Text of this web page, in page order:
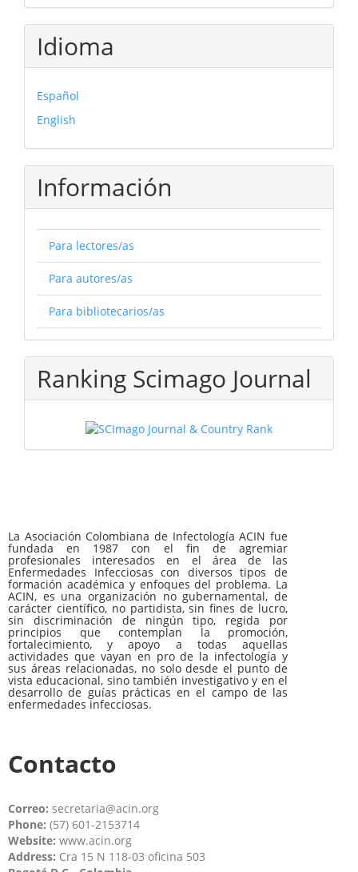
Idioma
Español
English
Información
Para lectores/as
Para autores/as
Para bibliotecarios/as
Ranking Scimago Journal
La Asociación Colombiana de Infectología ACIN fue
fundada en 1987 con el fin de agremiar
profesionales interesados en el área de las
Enfermedades Infecciosas con diversos tipos de
formación académica y enfoques del problema. La
ACIN, es una organización no gubernamental, de
carácter científico, no partidista, sin fines de lucro,
sin discriminación de ningún tipo, regida por
principios que contemplan la promoción,
fortalecimiento, y apoyo a todas aquellas
actividades que vayan en pro de la infectología y
sus áreas relacionadas, no solo desde el punto de
vista educacional, sino también investigativo y en el
desarrollo de guías prácticas en el campo de las
enfermedades infecciosas.
Contacto
Correo: secretaria@acin.org
Phone: (57) 601-2153714
Website: www.acin.org
Address: Cra 15 N 118-03 oficina 503